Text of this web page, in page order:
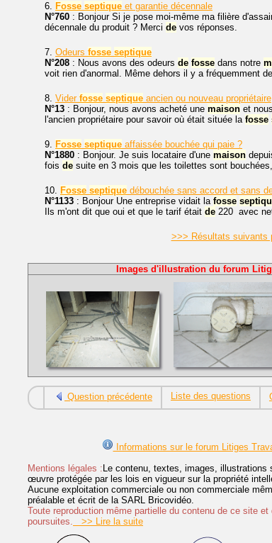
6. Fosse septique et garantie décennale
N°760 : Bonjour Si je pose moi-même ma filière
décennale du produit ? Merci de vos réponses.
7. Odeurs fosse septique
N°208 : Nous avons des odeurs de fosse dans notre
voit rien d'anormal. Même dehors il y a fréquemment
8. Vider fosse septique ancien ou nouveau propriétaire
N°13 : Bonjour, nous avons acheté une maison et
l'ancien propriétaire pour savoir où était située la fosse
9. Fosse septique affaissée bouchée qui paie ?
N°1880 : Bonjour. Je suis locataire d'une maison
fois de suite en 3 mois que les toilettes sont
10. Fosse septique débouchée sans accord et sans
N°1133 : Bonjour Une entreprise vidait la fosse
Ils m'ont dit que oui et que le tarif était de 220  avec
>>> Résultats suivants
Images d'illustration du forum
Question précédente Liste des questions
Informations sur le forum Litiges
Mentions légales : Le contenu, textes, images,
œuvre protégée par les lois en vigueur sur la propriété
Aucune exploitation commerciale ou non commerciale
préalable et écrit de la SARL Bricovidéo.
Toute reproduction même partielle du contenu de ce site
poursuites. >> Lire la suite